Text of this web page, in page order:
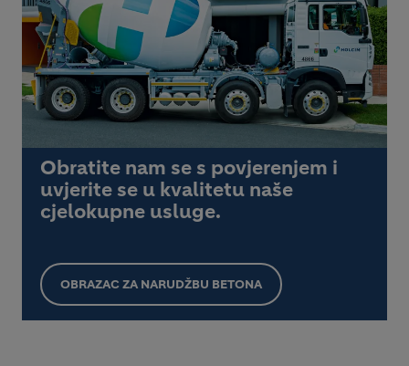
Obratite nam se s povjerenjem i
uvjerite se u kvalitetu naše
cjelokupne usluge.
OBRAZAC ZA NARUDŽBU BETONA